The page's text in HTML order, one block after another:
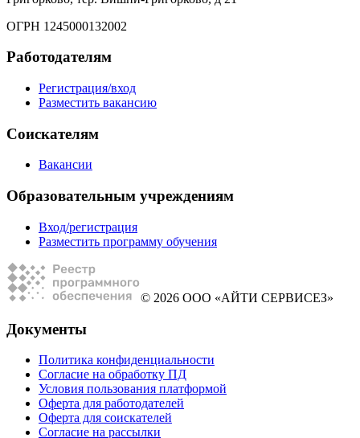
ОГРН 1245000132002
Работодателям
Регистрация/вход
Разместить вакансию
Соискателям
Вакансии
Образовательным учреждениям
Вход/регистрация
Разместить программу обучения
© 2026 ООО «АЙТИ СЕРВИСЕЗ»
Документы
Политика конфиденциальности
Согласие на обработку ПД
Условия пользования платформой
Оферта для работодателей
Оферта для соискателей
Согласие на рассылки